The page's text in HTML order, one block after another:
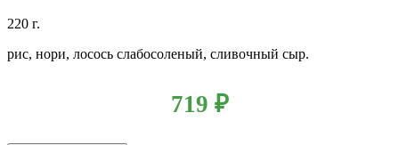
220 г.
рис, нори, лосось слабосоленый, сливочный сыр.
719 ₽